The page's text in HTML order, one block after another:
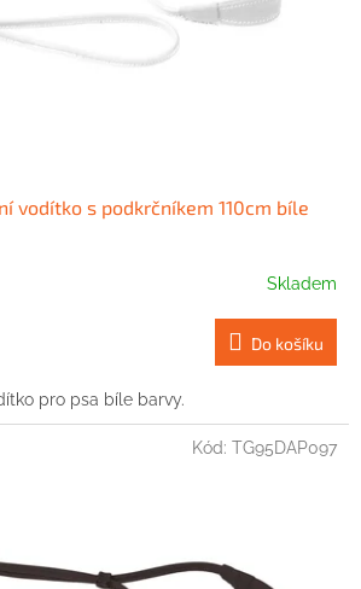
vodítko s podkrčníkem 110cm bíle
Skladem
Do košíku
pro psa bíle barvy.
Kód: TG95DAP097